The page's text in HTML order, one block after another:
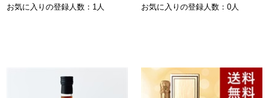
お気に入りの登録人数：1人
お気に入りの登録人数：0人